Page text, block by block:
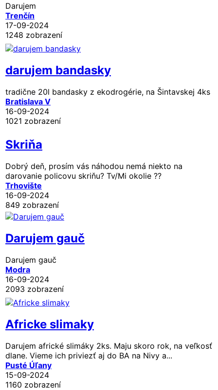
Darujem
Trenčín
17-09-2024
1248 zobrazení
darujem bandasky
tradične 20l bandasky z ekodrogérie, na Šintavskej 4ks
Bratislava V
16-09-2024
1021 zobrazení
Skriňa
Dobrý deň, prosím vás náhodou nemá niekto na
darovanie policovu skriňu? Tv/Mi okolie ??
Trhovište
16-09-2024
849 zobrazení
Darujem gauč
Darujem gauč
Modra
16-09-2024
2093 zobrazení
Africke slimaky
Darujem africké slimáky 2ks. Maju skoro rok, na veľkosť
dlane. Vieme ich priviezť aj do BA na Nivy a...
Pusté Úľany
15-09-2024
1160 zobrazení